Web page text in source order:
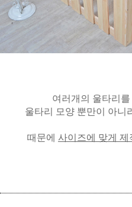
여러개의 울타리
울타리 모양 뿐만이 아니
때문에 사이즈에 맞게